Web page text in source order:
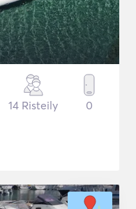
14 Risteily 0